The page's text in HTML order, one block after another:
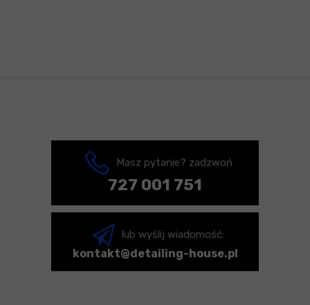
Masz pytanie? zadzwoń
727 001 751
lub wyślij wiadomość:
kontakt@detailing-house.pl